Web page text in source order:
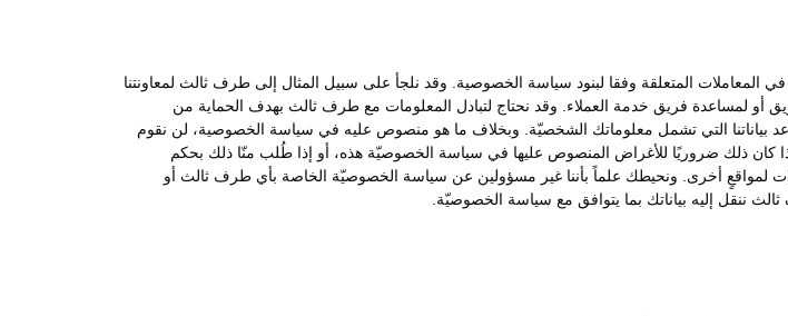
المعاملات المتعلقة وفقا لبنود سياسة الخصوصية. وقد نلجأ على سبيل المثال إلى طرف ثالث لمعاونتنا
أو لمساعدة فريق خدمة العملاء. وقد نحتاج لتبادل المعلومات مع طرف ثالث بهدف الحماية من
بياناتنا التي تشمل معلوماتك الشخصيّة. وبخلاف ما هو منصوص عليه في سياسة الخصوصية، لن نقوم
كان ذلك ضروريًا للأغراض المنصوص عليها في سياسة الخصوصيّة هذه، أو إذا طُلب منّا ذلك بحكم
لمواقعٍ أخرى. ونحيطك علماً بأننا غير مسؤولين عن سياسة الخصوصيّة الخاصة بأي طرف ثالث أو
ننقل إليه بياناتك بما يتوافق مع سياسة الخصوصيّة.